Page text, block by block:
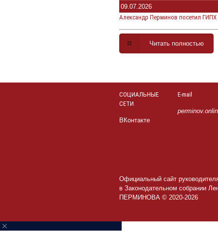
09.07.2026
Александр Перминов посетил
Читать полностью
СОЦИАЛЬНЫЕ
СЕТИ
ВКонтакте
E-mail
Официальный сайт
в Законодательном собрании
ПЕРМИНОВА © 2020-2026